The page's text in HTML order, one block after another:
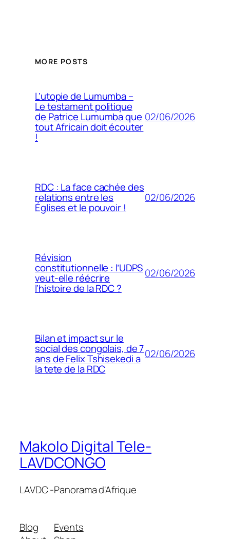
MORE POSTS
L’utopie de Lumumba –
Le testament politique
de Patrice Lumumba que
tout Africain doit écouter
!
02/06/2026
RDC : La face cachée des
relations entre les
Églises et le pouvoir !
02/06/2026
Révision
constitutionnelle : l’UDPS
veut-elle réécrire
l’histoire de la RDC ?
02/06/2026
Bilan et impact sur le
social des congolais, de 7
ans de Felix Tshisekedi a
la tete de la RDC
02/06/2026
Makolo Digital Tele-
LAVDCONGO
LAVDC -Panorama d'Afrique
Blog
Events